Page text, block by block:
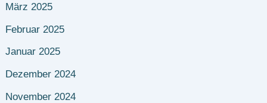
März 2025
Februar 2025
Januar 2025
Dezember 2024
November 2024